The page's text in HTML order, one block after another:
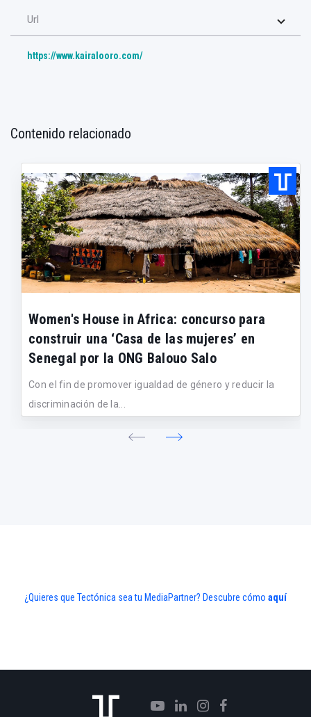
Url
https://www.kairalooro.com/
Contenido relacionado
Women's House in Africa: concurso para
construir una ‘Casa de las mujeres’ en
Senegal por la ONG Balouo Salo
Con el fin de promover igualdad de género y reducir la
discriminación de la...
¿Quieres que Tectónica sea tu MediaPartner? Descubre cómo aquí